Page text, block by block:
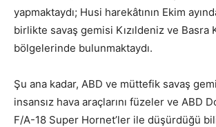
yapmaktaydı; Husi harekâtının Ekim
birlikte savaş gemisi Kızıldeniz ve Basra
bölgelerinde bulunmaktaydı.
Şu ana kadar, ABD ve müttefik savaş
insansız hava araçlarını füzeler ve ABD
F/A-18 Super Hornet’ler ile düşürdüğü